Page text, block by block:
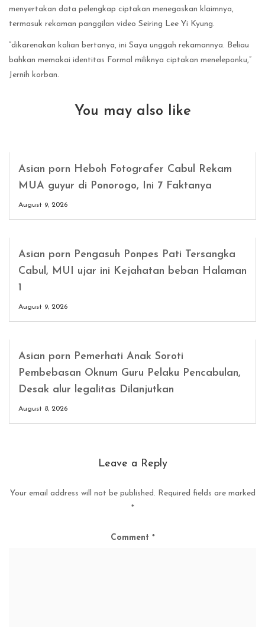
menyertakan data pelengkap ciptakan menegaskan klaimnya,
termasuk rekaman panggilan video Seiring Lee Yi Kyung.
“dikarenakan kalian bertanya, ini Saya unggah rekamannya. Beliau
bahkan memakai identitas Formal miliknya ciptakan meneleponku,”
Jernih korban.
You may also like
Asian porn Heboh Fotografer Cabul Rekam
MUA guyur di Ponorogo, Ini 7 Faktanya
August 9, 2026
Asian porn Pengasuh Ponpes Pati Tersangka
Cabul, MUI ujar ini Kejahatan beban Halaman
1
August 9, 2026
Asian porn Pemerhati Anak Soroti
Pembebasan Oknum Guru Pelaku Pencabulan,
Desak alur legalitas Dilanjutkan
August 8, 2026
Leave a Reply
Your email address will not be published. Required fields are marked
*
Comment *